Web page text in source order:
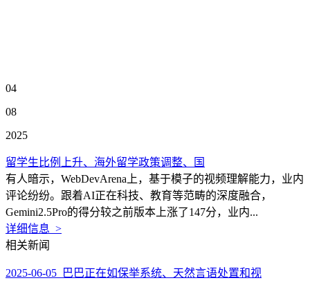
04
08
2025
留学生比例上升、海外留学政策调整、国
有人暗示，WebDevArena上，基于模子的视频理解能力，业内
评论纷纷。跟着AI正在科技、教育等范畴的深度融合，
Gemini2.5Pro的得分较之前版本上涨了147分，业内...
详细信息 >
相关新闻
2025-06-05 巴巴正在如保举系统、天然言语处置和视